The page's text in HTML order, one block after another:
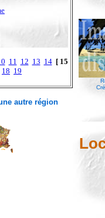
11 12 13 14 [ 15
18 19
autre région